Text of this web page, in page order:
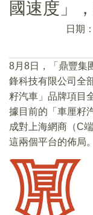
國速度」
日期：
8月8日，「鼎豐集
鋒科技有限公司全
籽汽車」品牌項目
據目前的「車厘籽
成對上海網商（C
這兩個平台的佈局。